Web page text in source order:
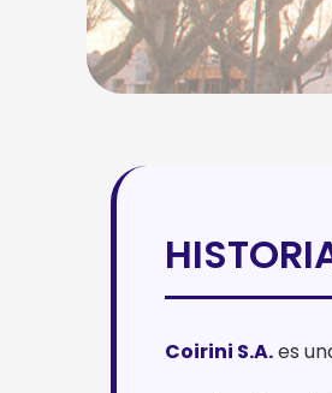
Coirini S.A.es